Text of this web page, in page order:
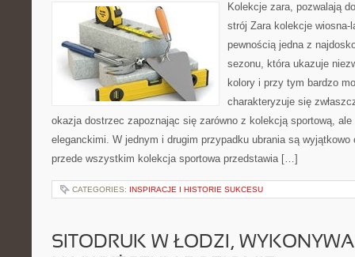
Kolekcje zara, pozwalają
strój Zara kolekcje wiosna-
pewnością jedna z
sezonu, która ukazuje
kolory i przy tym bardzo
charakteryzuje się
okazja dostrzec zapoznając się zarówno z kolekcją sportową,
eleganckimi. W jednym i drugim przypadku ubrania są wyjątkowo
przede wszystkim kolekcja sportowa przedstawia […]
CATEGORIES: INSPIRACJE I HISTORIE SUKCESU
SITODRUK W ŁODZI,